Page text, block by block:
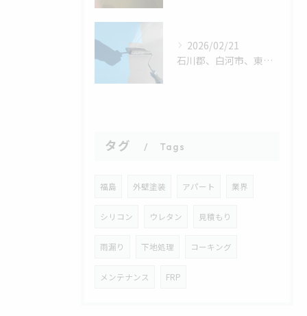
2026/02/21
石川郡、白河市、東白川郡、そして郡山市にお住まいの皆様、防水...
タグ Tags
福島 外壁塗装 アパート 業界
シリコン ウレタン 見積もり
雨漏り 下地処理 コーキング
メンテナンス FRP